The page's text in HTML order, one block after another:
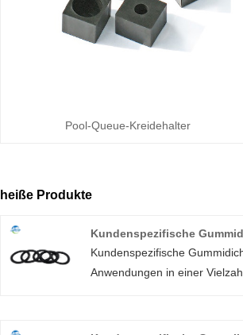
Pool-Queue-Kreidehalter
heiße Produkte
Kundenspezifische
Kundenspezifische
Anwendungen in einer
nicht universell einsetzbar.